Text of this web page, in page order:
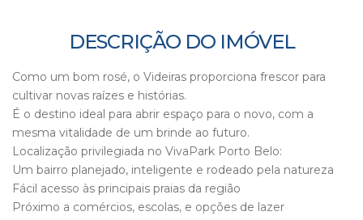
DESCRIÇÃO DO IMÓVEL
Como um bom rosé, o Videiras proporciona frescor para
cultivar novas raízes e histórias.
É o destino ideal para abrir espaço para o novo, com a
mesma vitalidade de um brinde ao futuro.
Localização privilegiada no VivaPark Porto Belo:
Um bairro planejado, inteligente e rodeado pela natureza
Fácil acesso às principais praias da região
Próximo a comércios, escolas, e opções de lazer